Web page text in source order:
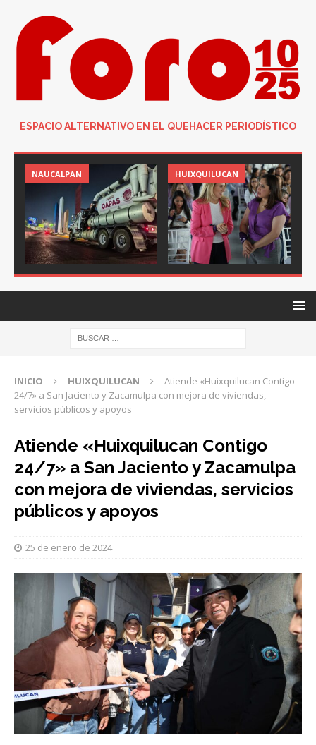
ESPACIO ALTERNATIVO EN EL QUEHACER PERIODÍSTICO
NAUCALPAN HUIXQUILUCAN
INICIO HUIXQUILUCAN
Atiende «Huixquilucan Contigo
24/7» a San Jaciento y Zacamulpa con mejora de viviendas,
servicios públicos y apoyos
Atiende «Huixquilucan Contigo
24/7» a San Jaciento y Zacamulpa
con mejora de viviendas, servicios
públicos y apoyos
25 de enero de 2024